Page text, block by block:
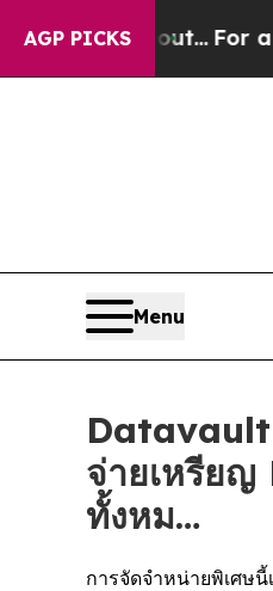
AGP PICKS
out...For a Grand
Menu
Datavault
จ่ายเหรีย
ทั้งหม…
การจัดจำหน่ายพิเศษ